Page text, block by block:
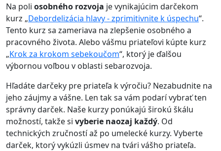
Na poli osobného rozvoja je vynikajúcim darčekom
kurz „Debordelizácia hlavy - zprimitivnite k úspechu“.
Tento kurz sa zameriava na zlepšenie osobného a
pracovného života. Alebo vášmu priateľovi kúpte kurz
„Krok za krokom sebekoučom“, ktorý je ďalšou
výbornou voľbou v oblasti sebarozvoja.
Hľadáte darčeky pre priateľa k výročiu? Nezabudnite na
jeho záujmy a vášne. Len tak sa vám podarí vybrať ten
správny darček. Naše kurzy ponúkajú širokú škálu
možností, takže si vyberie naozaj každý. Od
technických zručností až po umelecké kurzy. Vyberte
darček, ktorý vykúzli úsmev na tvári vášho priateľa.